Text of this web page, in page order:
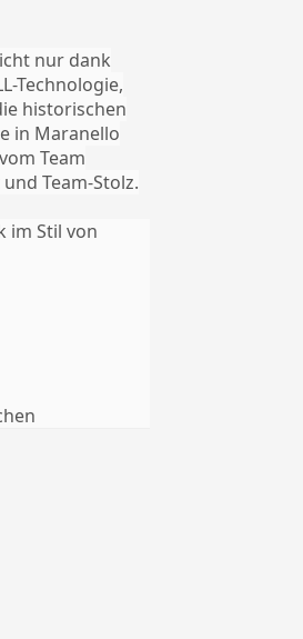
nur dank
Technologie,
historischen
in Maranello
Team
Team-Stolz.
im Stil von